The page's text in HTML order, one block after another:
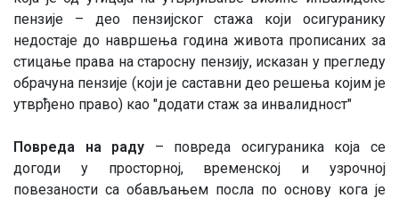
пензије – део пензијског стажа који осигуранику
недостаје до навршења година живота прописаних за
стицање права на старосну пензију, исказан у прегледу
обрачуна пензије (који је саставни део решења којим је
утврђено право) као "додати стаж за инвалидност"
Повреда на раду – повреда осигураника која се
догоди у просторној, временској и узрочној
повезаности са обављањем посла по основу кога је